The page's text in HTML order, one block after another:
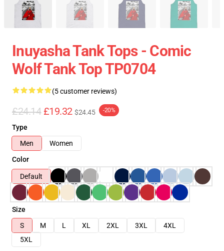
Inuyasha Tank Tops - Comic
Wolf Tank Top TP0704
(5 customer reviews)
£24.14 £19.32 $24.45 -20%
Type
Men
Women
Color
Default
Size
S
M L XL 2XL 3XL
4XL
5XL